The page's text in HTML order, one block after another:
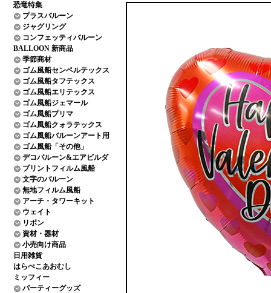
恐竜特集
プラスバルーン
ジャグリング
コンフェッティバルーン
BALLOON 新商品
季節商材
ゴム風船センペルテックス
ゴム風船タフテックス
ゴム風船エリテックス
ゴム風船ジェマール
ゴム風船プリマ
ゴム風船クォラテックス
ゴム風船バルーンアート用
ゴム風船「その他」
デコバルーン&エアビルダ
プリントフィルム風船
文字のバルーン
無地フィルム風船
アーチ・タワーキット
ウェイト
リボン
資材・器材
小売向け商品
日用雑貨
はらぺこあおむし
ミッフィー
パーティーグッズ